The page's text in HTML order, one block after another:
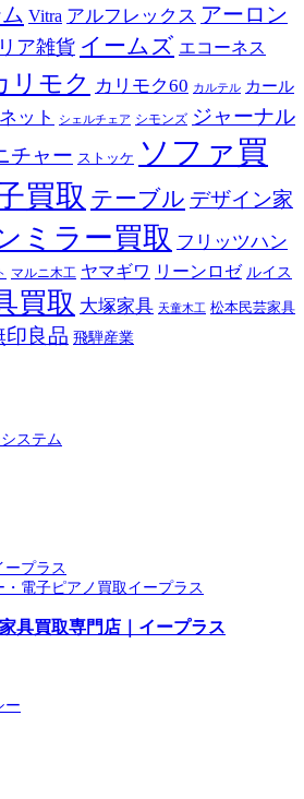
Vitra アルフレックス アーロン
ア雑貨 イームズ エコーネス
リモク カリモク60 カルテル カール
ット シェルチェア シモンズ ジャーナル
チャー ストッケ ソファ買
買取 テーブル デザイン家
ミラー買取 フリッツハン
マルニ木工 ヤマギワ リーンロゼ ルイス
買取 大塚家具 天童木工 松本民芸家具
印良品 飛騨産業
ステム
ープラス
電子ピアノ買取イープラス
ー